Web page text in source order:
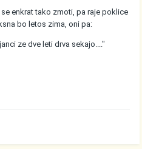
enkrat tako zmoti, pa raje poklice
bo letos zima, oni pa:
ze dve leti drva sekajo...."